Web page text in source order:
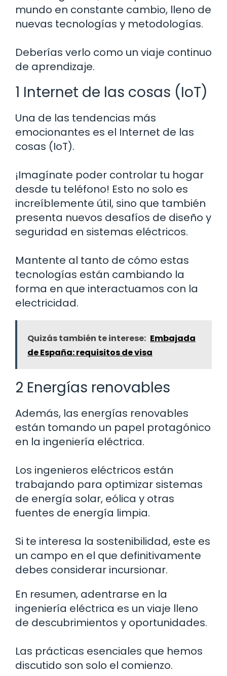
mundo en constante cambio, lleno de
nuevas tecnologías y metodologías.
Deberías verlo como un viaje continuo
de aprendizaje.
1 Internet de las cosas (IoT)
Una de las tendencias más
emocionantes es el Internet de las
cosas (IoT).
¡Imagínate poder controlar tu hogar
desde tu teléfono! Esto no solo es
increíblemente útil, sino que también
presenta nuevos desafíos de diseño y
seguridad en sistemas eléctricos.
Mantente al tanto de cómo estas
tecnologías están cambiando la
forma en que interactuamos con la
electricidad.
Quizás también te interese: Embajada
de España: requisitos de visa
2 Energías renovables
Además, las energías renovables
están tomando un papel protagónico
en la ingeniería eléctrica.
Los ingenieros eléctricos están
trabajando para optimizar sistemas
de energía solar, eólica y otras
fuentes de energía limpia.
Si te interesa la sostenibilidad, este es
un campo en el que definitivamente
debes considerar incursionar.
En resumen, adentrarse en la
ingeniería eléctrica es un viaje lleno
de descubrimientos y oportunidades.
Las prácticas esenciales que hemos
discutido son solo el comienzo.